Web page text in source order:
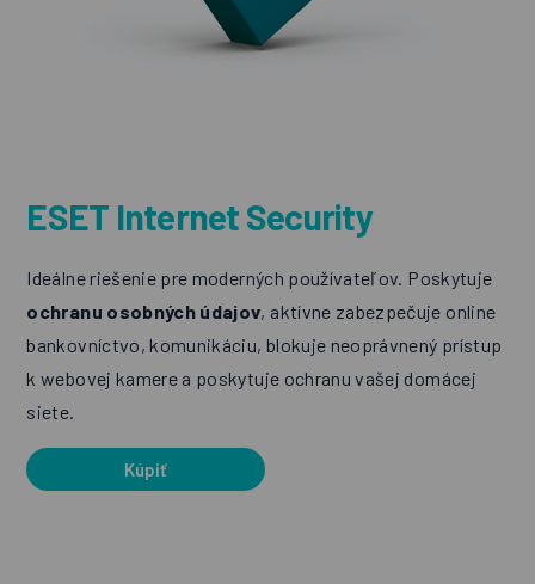
ESET Internet Security
Ideálne riešenie pre moderných používateľov. Poskytuje
ochranu osobných údajov, aktívne zabezpečuje online
bankovníctvo, komunikáciu, blokuje neoprávnený prístup
k webovej kamere a poskytuje ochranu vašej domácej
siete.
Kúpiť